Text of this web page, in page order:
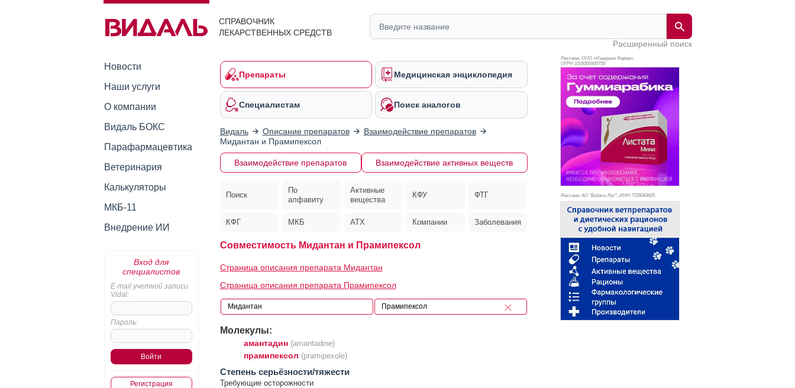
СПРАВОЧНИК
ЛЕКАРСТВЕННЫХ СРЕДСТВ
Расширенный поиск
Новости
Наши услуги
О компании
Видаль БОКС
Парафармацевтика
Ветеринария
Калькуляторы
МКБ-11
Внедрение ИИ
Вход для
специалистов
E-mail учетной записи
Vidal:
Пароль:
Регистрация
Препараты Медицинская энциклопедия
Специалистам Поиск аналогов
Видаль Описание препаратов
Взаимодействие препаратов
Мидантан и Прамипексол
Взаимодействие препаратов Взаимодействие активных веществ
Поиск
По
алфавиту
Активные
вещества
КФУ ФТГ
КФГ МКБ АТХ Компании Заболевания
Совместимость Мидантан и Прамипексол
Страница описания препарата Мидантан
Страница описания препарата Прамипексол
Молекулы:
амантадин (amantadine)
прамипексол (pramipexole)
Cтепень серьёзности/тяжести
Требующие осторожности
Реклама. ООО «Изварино Фарма»,
ОГРН 1035000900758
Реклама. АО "Видаль Рус", ИНН 7728043605